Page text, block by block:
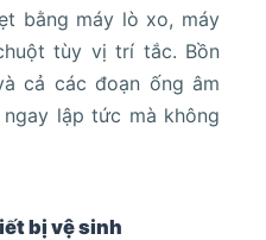
bằng máy lò xo, máy
tùy vị trí tắc. Bồn
cả các đoạn ống âm
lập tức mà không
bị vệ sinh